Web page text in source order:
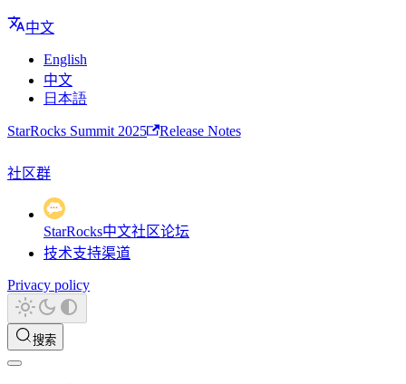
中文
English
中文
日本語
StarRocks Summit 2025 Release Notes
社区群
StarRocks中文社区论坛
技术支持渠道
Privacy policy
搜索